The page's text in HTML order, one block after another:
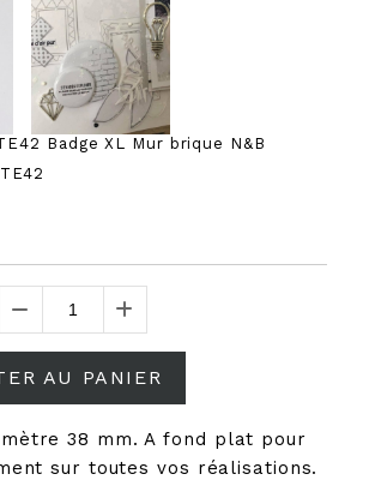
Badge XL Mur brique N&B
AU PANIER
38 mm. A fond plat pour
sur toutes vos réalisations.